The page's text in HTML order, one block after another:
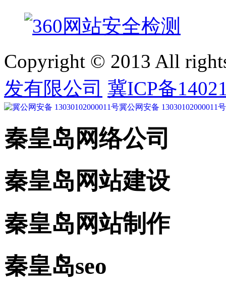
Copyright © 2013 All
发有限公司 冀ICP备
冀公网安备 13030102000011号
秦皇岛网络公司
秦皇岛网站建设
秦皇岛网站制作
秦皇岛seo